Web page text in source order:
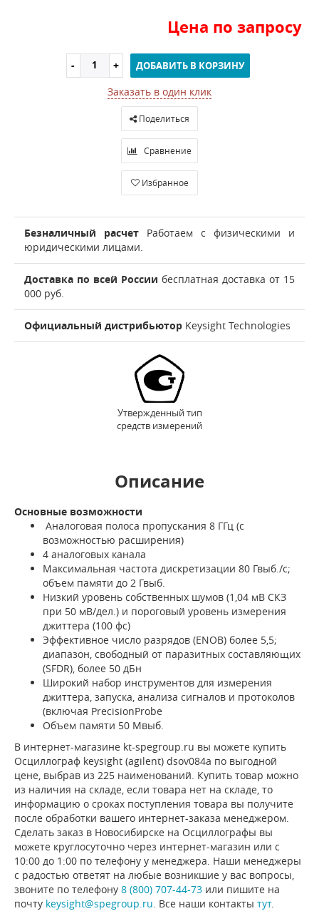
Цена по запросу
ДОБАВИТЬ В КОРЗИНУ
Заказать в один клик
Поделиться
Сравнение
Избранное
Безналичный расчет Работаем с физическими и
юридическими лицами.
Доставка по всей России бесплатная доставка от 15
000 руб.
Официальный дистрибьютор Keysight Technologies
Утвержденный тип
средств измерений
Описание
Основные возможности
Аналоговая полоса пропускания 8 ГГц (с
возможностью расширения)
4 аналоговых канала
Максимальная частота дискретизации 80 Гвыб./с;
объем памяти до 2 Гвыб.
Низкий уровень собственных шумов (1,04 мВ СКЗ
при 50 мВ/дел.) и пороговый уровень измерения
джиттера (100 фс)
Эффективное число разрядов (ENOB) более 5,5;
диапазон, свободный от паразитных составляющих
(SFDR), более 50 дБн
Широкий набор инструментов для измерения
джиттера, запуска, анализа сигналов и протоколов
(включая PrecisionProbe
Объем памяти 50 Мвыб.
В интернет-магазине kt-spegroup.ru вы можете купить
Осциллограф keysight (agilent) dsov084a по выгодной
цене, выбрав из 225 наименований. Купить товар можно
из наличия на складе, если товара нет на складе, то
информацию о сроках поступления товара вы получите
после обработки вашего интернет-заказа менеджером.
Сделать заказ в Новосибирске на Осциллографы вы
можете круглосуточно через интернет-магазин или с
10:00 до 1:00 по телефону у менеджера. Наши менеджеры
с радостью ответят на любые возникшие у вас вопросы,
звоните по телефону 8 (800) 707-44-73 или пишите на
почту keysight@spegroup.ru . Все наши контакты тут.